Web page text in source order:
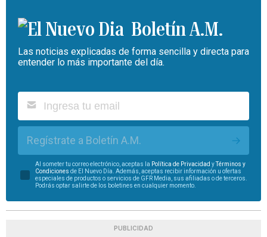
Boletín A.M.
Las noticias explicadas de forma sencilla y directa para
entender lo más importante del día.
Regístrate a Boletín A.M.
Al someter tu correo electrónico, aceptas la Política de Privacidad yTérminos y
Condiciones de El Nuevo Día. Además, aceptas recibir información u ofertas
especiales de productos o servicios de GFR Media, sus afiliadas o de terceros.
Podrás optar salirte de los boletines en cualquier momento.
PUBLICIDAD